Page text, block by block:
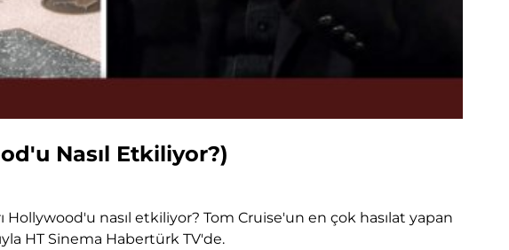
Nasıl Etkiliyor?)
nasıl etkiliyor? Tom Cruise'un en çok hasılat yapan
HT Sinema Habertürk TV'de.